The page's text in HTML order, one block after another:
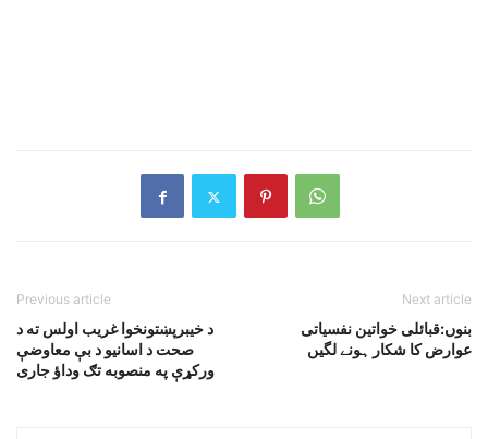
Previous article
د خيبرپښتونخوا غريب اولس ته د
صحت د اسانيو د بې معاوضې
ورکړې په منصوبه تګ وداؤ جارى
Next article
بنوں:قبائلی خواتین نفسیاتی
عوارض کا شکار ہونے لگیں